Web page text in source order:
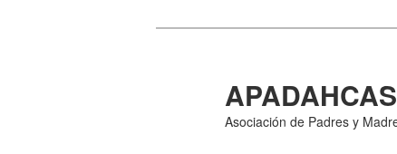
APADAHCAS
Asociación de Padres y